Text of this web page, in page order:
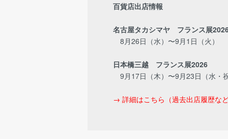
百貨店出店情報
名古屋タカシマヤ フランス展
8月26日（水）〜9月1日（火）
日本橋三越 フランス展2026
9月17日（木）〜9月23日（水・祝
→ 詳細はこちら（過去出店履歴など